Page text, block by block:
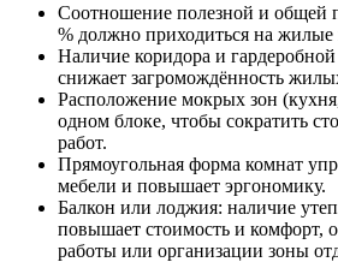
Соотношение полезной и общей
% должно приходиться на
Наличие коридора и
снижает загромождённость
Расположение мокрых зон
одном блоке, чтобы сократить
работ.
Прямоугольная форма комнат
мебели и повышает эргономику.
Балкон или лоджия: наличие
повышает стоимость и комфорт,
работы или организации зоны